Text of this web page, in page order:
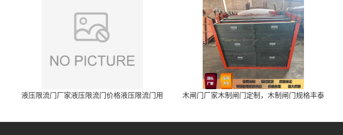
液压限流门厂家液压限流门价格液压限流门用
木闸门厂家木制闸门定制，木制闸门规格丰泰